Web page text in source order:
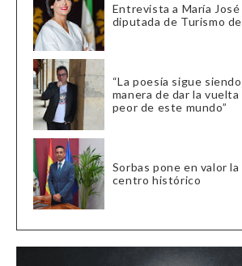
Entrevista a María José
diputada de Turismo
“La poesía sigue
manera de dar la
peor de este mundo”
Sorbas pone en valor la
centro histórico